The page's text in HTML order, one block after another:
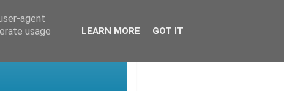
agent
usage
LEARN MORE GOT IT